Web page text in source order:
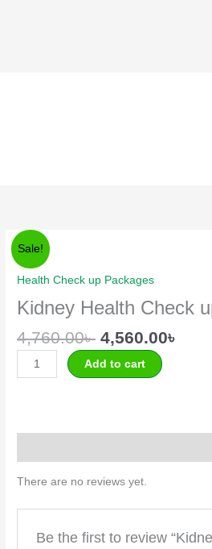
Sale!
Health Check up Packages
Kidney Health Check
4,760.00৳
was:
4,760.00৳ .
4,560.00৳
Kidney
Health
Check
Package
quantity
Add to cart
There are no reviews yet.
Be the first to review